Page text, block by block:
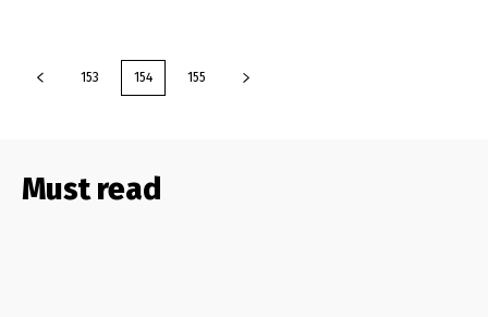
153 154 155
Must read